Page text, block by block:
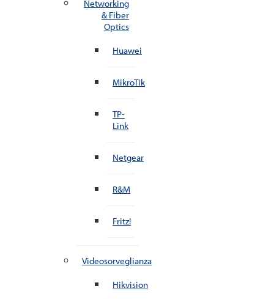
Networking
& Fiber
Optics
Huawei
MikroTik
TP-
Link
Netgear
R&M
Fritz!
Videosorveglianza
Hikvision